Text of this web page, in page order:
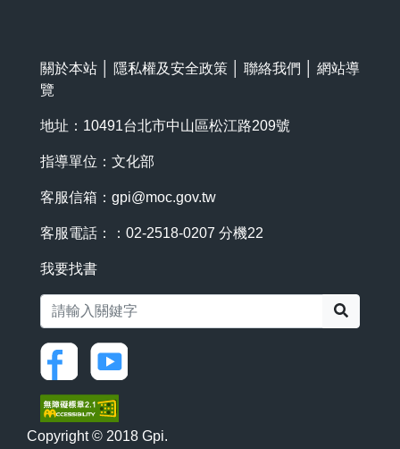
關於本站 隱私權及安全政策 聯絡我們
網站導
覽
地址：10491台北市中山區松江路209號
指導單位：文化部
客服信箱： gpi@moc.gov.tw
客服電話：：02-2518-0207 分機22
我要找書
Copyright © 2018 Gpi.